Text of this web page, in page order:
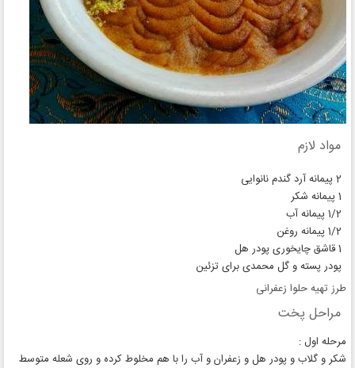
مواد لازم
2 پیمانه آرد گندم نانوایی
1 پیمانه شکر
1/2 پیمانه آب
1/2 پیمانه روغن
1 قاشق چایخوری پودر هل
پودر پسته و گل محمدی برای تزئین
طرز تهیه حلوا زعفرانی
مراحل پخت
مرحله اول :
شکر و گلاب و پودر هل و زعفران و آب را با هم مخلوط کرده و روی شعله متوسط